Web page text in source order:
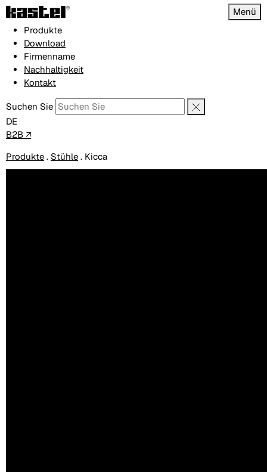
Menü
Produkte
Download
Firmenname
Nachhaltigkeit
Kontakt
Suchen Sie
DE
B2B ↗
Produkte . Stühle . Kicca